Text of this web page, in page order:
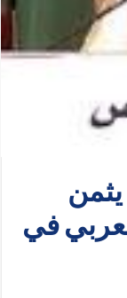
في